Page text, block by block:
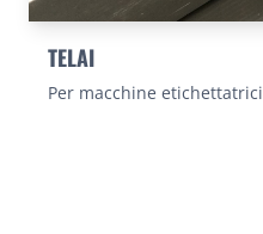
TELAI
Per macchine etichettatrici